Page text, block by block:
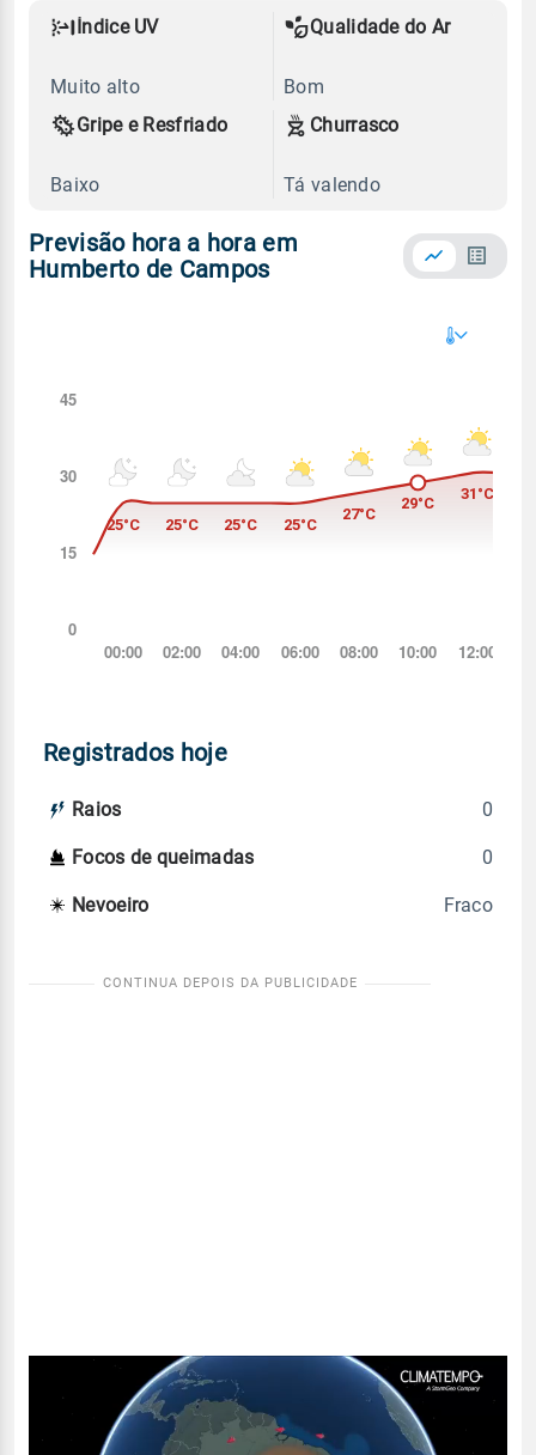
Índice UV
Muito alto
Qualidade do Ar
Bom
Gripe e Resfriado
Baixo
Churrasco
Tá valendo
Previsão hora a hora em
Humberto de Campos
Registrados hoje
Raios 0
Focos de queimadas 0
Nevoeiro Fraco